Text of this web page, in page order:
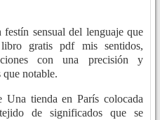
sensual del lenguaje que
gratis pdf mis sentidos,
con una precisión y
que notable.
Una tienda en París colocada
de significados que se